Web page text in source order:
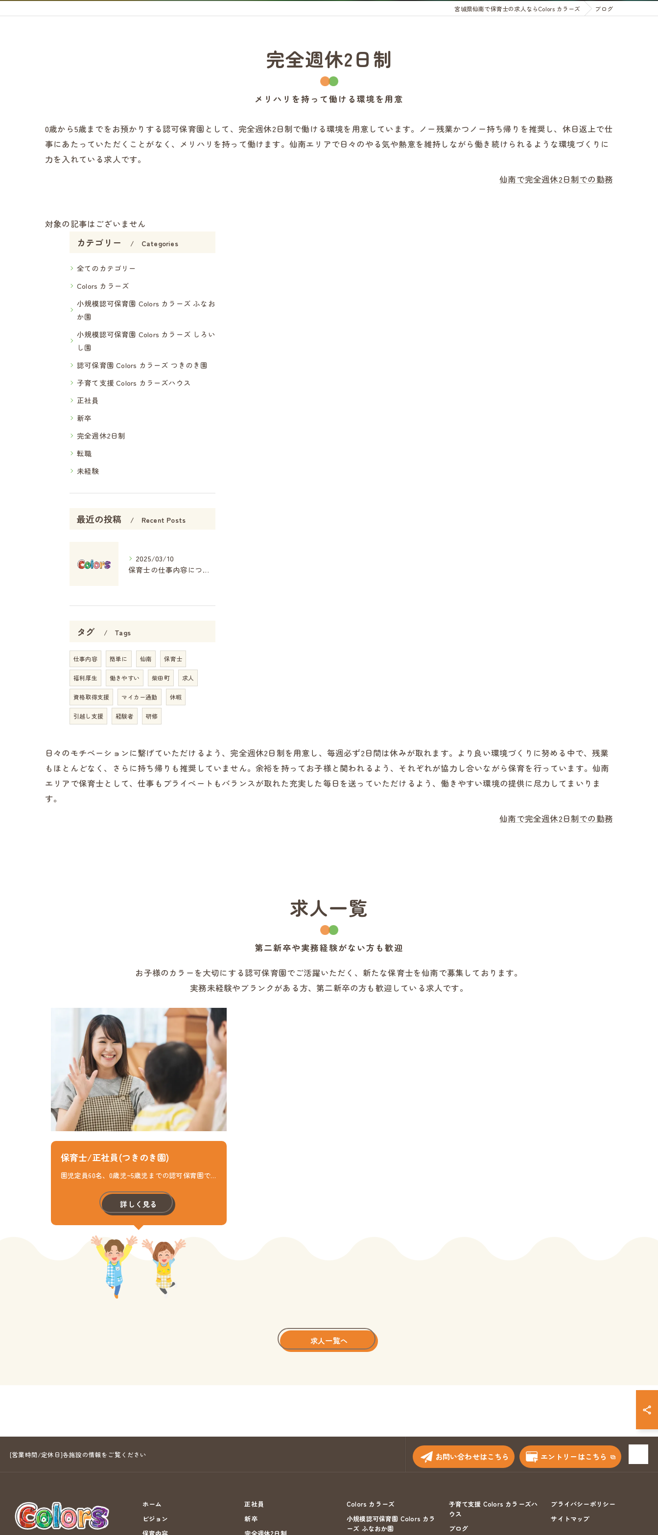
宮城県仙南で保育士の求人ならColors カラーズ ブログ
完全週休2日制
メリハリを持って働ける環境を用意
0歳から5歳までをお預かりする認可保育園として、完全週休2日制で働ける環境を用意しています。ノー残業かつノー持ち帰りを推奨し、休日返上で仕
事にあたっていただくことがなく、メリハリを持って働けます。仙南エリアで日々のやる気や熱意を維持しながら働き続けられるような環境づくりに
力を入れている求人です。
仙南で完全週休2日制での勤務
対象の記事はございません
カテゴリー Categories
全てのカテゴリー
Colors カラーズ
小規模認可保育園 Colors カラーズ ふなお
か園
小規模認可保育園 Colors カラーズ しろい
し園
認可保育園 Colors カラーズ つきのき園
子育て支援 Colors カラーズハウス
正社員
新卒
完全週休2日制
転職
未経験
最近の投稿 Recent Posts
2025/03/10
保育士の仕事内容について簡単にご説明！
タグ Tags
仕事内容 簡単に 仙南 保育士
福利厚生 働きやすい 柴田町 求人
資格取得支援 マイカー通勤 休暇
引越し支援 経験者 研修
日々のモチベーションに繋げていただけるよう、完全週休2日制を用意し、毎週必ず2日間は休みが取れます。より良い環境づくりに努める中で、残業
もほとんどなく、さらに持ち帰りも推奨していません。余裕を持ってお子様と関われるよう、それぞれが協力し合いながら保育を行っています。仙南
エリアで保育士として、仕事もプライベートもバランスが取れた充実した毎日を送っていただけるよう、働きやすい環境の提供に尽力してまいりま
す。
仙南で完全週休2日制での勤務
第二新卒や実務経験がない方も歓迎
求人一覧
お子様のカラーを大切にする認可保育園でご活躍いただく、新たな保育士を仙南で募集しております。
実務未経験やブランクがある方、第二新卒の方も歓迎している求人です。
保育士/正社員(つきのき園)
園児定員60名、0歳児~5歳児までの認可保育園です。 子供たち一人ひとりに寄り添った保育と、明るく元気な保育環境を目指しています。 スタッフ全員で考え、協力し合って、働きやすく、より良い職場環境を創造すべくノー残業・ノー持ち帰りを推奨し、職場もプライベートも充実した時間を過ごせるよう日々努力しています。 子どもたちのカラーを引き出せるように1人1人と向き合って得意・好きなことを伸ばし、のびのびと学べる保育を実践していきます。 既存園と共に職員の働きやすさを整えることに最も注力しています。
詳しく見る
求人一覧へ
[営業時間/定休日]各施設の情報をご覧ください お問い合わせはこちら エントリーはこちら
ホーム
ビジョン
正社員
新卒
Colors カラーズ
小規模認可保育園 Colors カラ
ーズ ふなおか園
子育て支援 Colors カラーズハ
ウス
ブログ
プライバシーポリシー
サイトマップ